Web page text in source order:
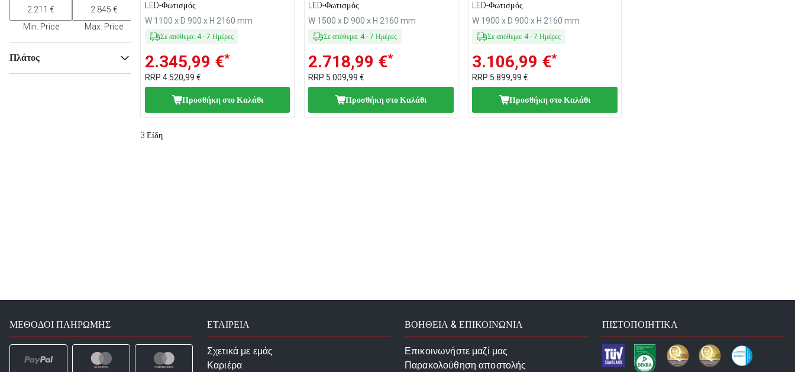
Min. Price Max. Price
Πλάτος
LED-Φωτισμός
W 1100 x D 900 x H 2160 mm
Σε απόθεμα: 4- 7 Ημέρες
2.345,99 €*
RRP 4.520,99 €
Προσθήκη στο Καλάθι
LED-Φωτισμός
W 1500 x D 900 x H 2160 mm
Σε απόθεμα: 4-7 Ημέρες
2.718,99 €*
RRP 5.009,99 €
Προσθήκη στο Καλάθι
LED-Φωτισμός
W 1900 x D 900 x H 2160 mm
Σε απόθεμα: 4-7 Ημέρες
3.106,99 €*
RRP 5.899,99 €
Προσθήκη στο Καλάθι
3 Είδη
ΜΈΘΟΔΟΙ ΠΛΗΡΩΜΉΣ ΕΤΑΙΡΕΙΑ
Σχετικά με εμάς
Καριέρα
ΒΟΗΘΕΙΑ & ΕΠΙΚΟΙΝΩΝΙΑ
Επικοινωνήστε μαζί μας
Παρακολούθηση αποστολής
ΠΙΣΤΟΠΟΙΗΤΙΚΆ